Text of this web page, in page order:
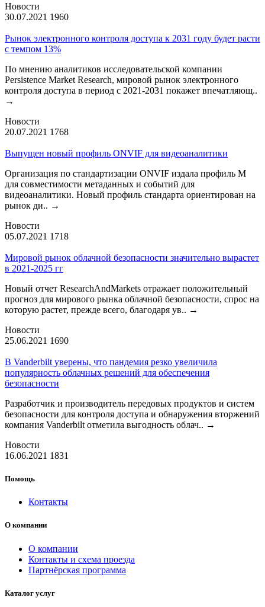
Новости
30.07.2021 1960
Рынок электронного контроля доступа к 2031 году будет расти
с темпом 13%
По мнению аналитиков исследовательской компании
Persistence Market Research, мировой рынок электронного
контроля доступа в период с 2021-2031 покажет впечатляющ..
→
Новости
20.07.2021 1768
Выпущен новый профиль ONVIF для видеоаналитики
Организация по стандартизации ONVIF издала профиль М
для совместимости метаданных и событий для
видеоаналитики. Новый профиль стандарта ориентирован на
рынок ди.. →
Новости
05.07.2021 1718
Мировой рынок облачной безопасности значительно вырастет
в 2021-2025 гг
Новый отчет ResearchAndMarkets отражает положительный
прогноз для мирового рынка облачной безопасности, спрос на
которую растет, прежде всего, благодаря ув.. →
Новости
25.06.2021 1690
В Vanderbilt уверены, что пандемия резко увеличила
популярность облачных решений для обеспечения
безопасности
Разработчик и производитель передовых продуктов и систем
безопасности для контроля доступа и обнаружения вторжений
компания Vanderbilt отметила выгодность облач.. →
Новости
16.06.2021 1831
Помощь
Контакты
О компании
О компании
Контакты и схема проезда
Партнёрская программа
Каталог услуг